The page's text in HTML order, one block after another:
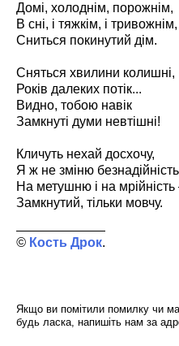
Домі, холоднім, порожнім,
В сні, і тяжкім, і тривожнім,
Сниться покинутий дім.
Сняться хвилини колишні,
Років далеких потік...
Видно, тобою навік
Замкнуті думи невтішні!
Кличуть нехай досхочу,
Я ж не зміню безнадійність
На метушню і на мрійність
Замкнутий, тільки мовчу.
Кость Дрок
Якщо ви помітили помилку чи
будь ласка, напишіть нам за